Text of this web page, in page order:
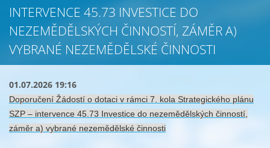
INTERVENCE 45.73 INVESTICE DO
NEZEMĚDĚLSKÝCH ČINNOSTÍ, ZÁMĚR A)
VYBRANÉ NEZEMĚDĚLSKÉ ČINNOSTI
01.07.2026 19:16
Doporučení Žádostí o dotaci v rámci 7. kola Strategického plánu
SZP – intervence 45.73 Investice do nezemědělských činností,
záměr a) vybrané nezemědělské činnosti